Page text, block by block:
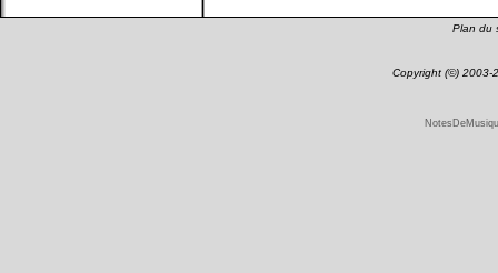
Plan du
Copyright (©) 2003-